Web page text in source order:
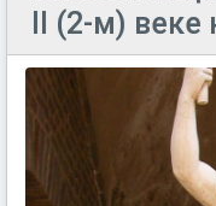
II (2-м) веке